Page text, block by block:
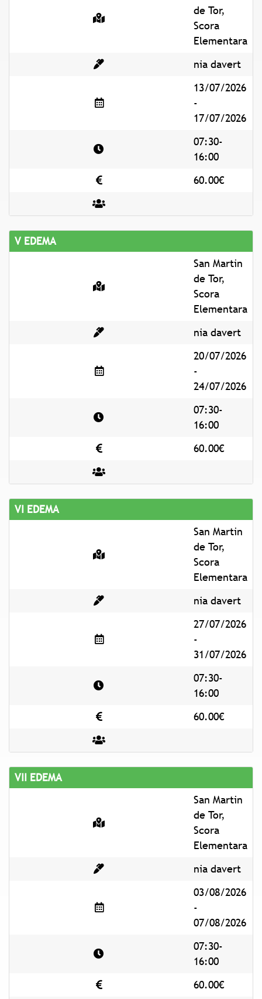
de Tor,
Scora
Elementara
nia davert
13/07/2026
-
17/07/2026
07:30-
16:00
60.00€
V EDEMA
San Martin
de Tor,
Scora
Elementara
nia davert
20/07/2026
-
24/07/2026
07:30-
16:00
60.00€
VI EDEMA
San Martin
de Tor,
Scora
Elementara
nia davert
27/07/2026
-
31/07/2026
07:30-
16:00
60.00€
VII EDEMA
San Martin
de Tor,
Scora
Elementara
nia davert
03/08/2026
-
07/08/2026
07:30-
16:00
60.00€